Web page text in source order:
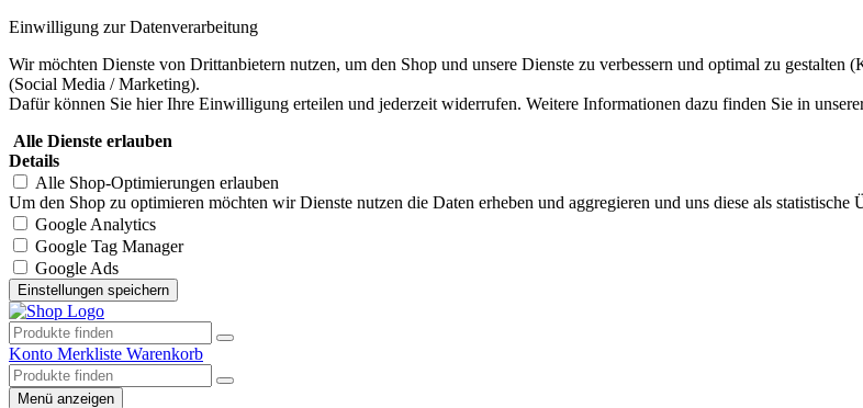
Einwilligung zur Datenverarbeitung
Wir möchten Dienste von Drittanbietern nutzen, um den Shop und unsere Dienste zu verbessern und optimal zu
(Social Media / Marketing).
Dafür können Sie hier Ihre Einwilligung erteilen und jederzeit widerrufen. Weitere Informationen dazu finden Sie in
Alle Dienste erlauben
Details
Alle Shop-Optimierungen erlauben
Um den Shop zu optimieren möchten wir Dienste nutzen die Daten erheben und aggregieren und uns diese als statistische
Google Analytics
Google Tag Manager
Google Ads
Konto Merkliste Warenkorb
Menü anzeigen